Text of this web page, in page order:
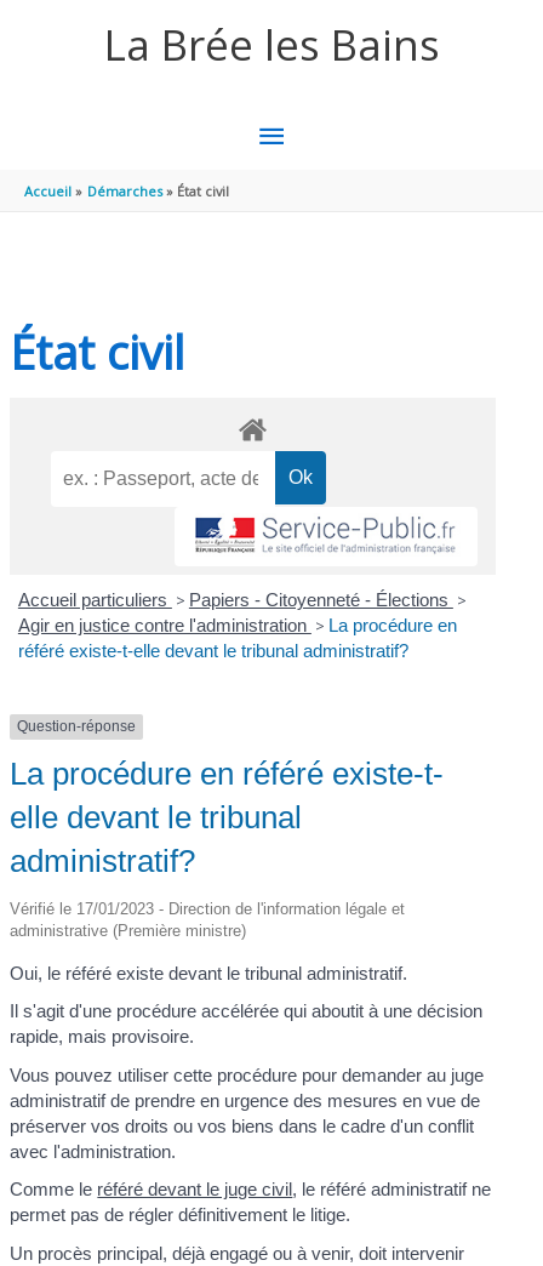
La Brée les Bains
MENU
Accueil Démarches État civil
État civil
Accueil particuliers > Papiers - Citoyenneté - Élections >
Agir en justice contre l'administration > La procédure en
référé existe-t-elle devant le tribunal administratif?
Question-réponse
La procédure en référé existe-t-
elle devant le tribunal
administratif?
Vérifié le 17/01/2023 - Direction de l'information légale et
administrative (Première ministre)
Oui, le référé existe devant le tribunal administratif.
Il s'agit d'une procédure accélérée qui aboutit à une décision
rapide, mais provisoire.
Vous pouvez utiliser cette procédure pour demander au juge
administratif de prendre en urgence des mesures en vue de
préserver vos droits ou vos biens dans le cadre d'un conflit
avec l'administration.
Comme le référé devant le juge civil, le référé administratif ne
permet pas de régler définitivement le litige.
Un procès principal, déjà engagé ou à venir, doit intervenir